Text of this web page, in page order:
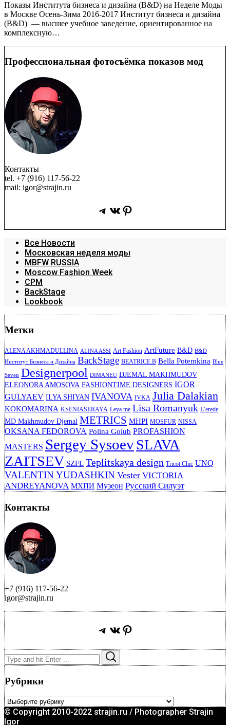
Показы Института бизнеса и дизайна (B&D) на Неделе Моды
в Москве Осень-Зима 2016-2017 Институт бизнеса и дизайна
(B&D) — высшее учебное заведение, ориентированное на
комплексную…
Профессиональная фотосъёмка показов мод
Контакты
tel. +7 (916) 117-56-22
mail: igor@strajin.ru
Telegram
ВКонтакте
Pinterest
Все Новости
Московская неделя моды
MBFW RUSSIA
Moscow Fashion Week
CPM
BackStage
Lookbook
Метки
ALENA AKHMADULLINA ALINA ASSI Art Fashion ArtFuture B&D B&D
Институт Бизнеса и Дизайна BackStage BEATRICE.B Bella Potemkina Blue
Seven Designerpool DIMANEU DJEMAL MAKHMUDOV
ELEONORA AMOSOVA FASHIONTIME DESIGNERS IGOR
GULYAEV ILYA SHIYAN IVANOVA IVKA Julia Dalakian
KOKOMARINA KSENIASERAYA Leya me Lisa Romanyuk L’erede
MD Makhmudov Djemal METRICS MHPI MOSFUR NISSA
OKSANA FEDOROVA Polina Golub PROFASHION
MASTERS Sergey SysoevSLAVA
ZAITSEV SZFL Teplitskaya design Tricot Chic UNQ
VALENTIN YUDASHKIN Vester VICTORIA
ANDREYANOVA МХПИ Музеон Русский Силуэт
Контакты
+7 (916) 117-56-22
igor@strajin.ru
Telegram
ВКонтакте
Pinterest
Search
for:
Рубрики
Рубрики
© Copyright 2010-2022 strajin.ru / Photographer Strajin
Igor